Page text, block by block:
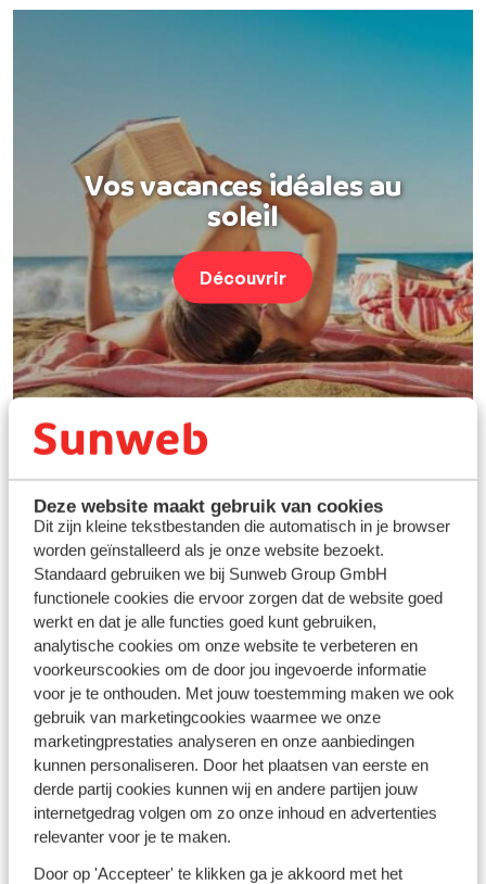
Deze website maakt gebruik van cookies
Dit zijn kleine tekstbestanden die automatisch in je browser
worden geïnstalleerd als je onze website bezoekt.
Standaard gebruiken we bij Sunweb Group GmbH
functionele cookies die ervoor zorgen dat de website goed
werkt en dat je alle functies goed kunt gebruiken,
analytische cookies om onze website te verbeteren en
voorkeurscookies om de door jou ingevoerde informatie
voor je te onthouden. Met jouw toestemming maken we ook
gebruik van marketingcookies waarmee we onze
marketingprestaties analyseren en onze aanbiedingen
kunnen personaliseren. Door het plaatsen van eerste en
derde partij cookies kunnen wij en andere partijen jouw
internetgedrag volgen om zo onze inhoud en advertenties
relevanter voor je te maken.
Door op 'Accepteer' te klikken ga je akkoord met het
Vos vacances idéales au
soleil
Découvrir
Vos vacances idéales au
ski
Découvrir